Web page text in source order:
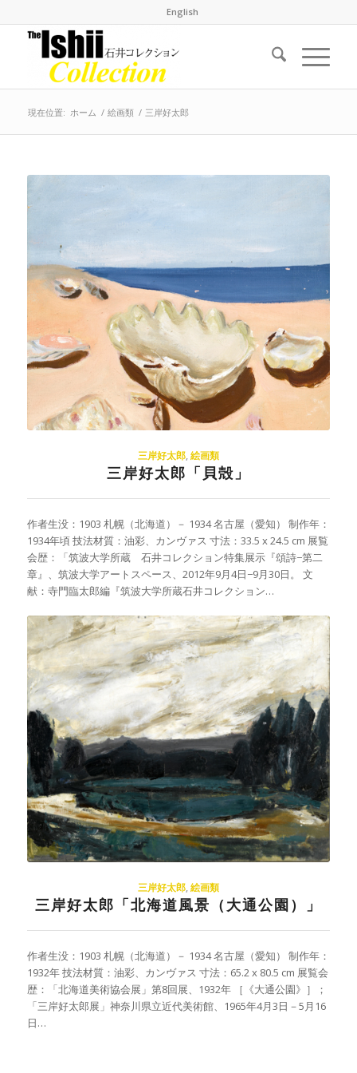
English
現在位置: ホーム / 絵画類 / 三岸好太郎
三岸好太郎, 絵画類
三岸好太郎「貝殻」
作者生没：1903 札幌（北海道）－ 1934 名古屋（愛知） 制作年：
1934年頃 技法材質：油彩、カンヴァス 寸法：33.5 x 24.5 cm 展覧
会歴：「筑波大学所蔵 石井コレクション特集展示『頌詩−第二
章』、筑波大学アートスペース、2012年9月4日−9月30日。 文
献：寺門臨太郎編『筑波大学所蔵石井コレクション…
三岸好太郎, 絵画類
三岸好太郎「北海道風景（大通公園）」
作者生没：1903 札幌（北海道）－ 1934 名古屋（愛知） 制作年：
1932年 技法材質：油彩、カンヴァス 寸法：65.2 x 80.5 cm 展覧会
歴：「北海道美術協会展」第8回展、1932年 ［《大通公園》］；
「三岸好太郎展」神奈川県立近代美術館、1965年4月3日－5月16
日…